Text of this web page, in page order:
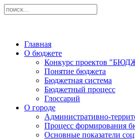
Главная
О бюджете
Конкурс проектов
Понятие бюджета
Бюджетная система
Бюджетный процесс
Глоссарий
О городе
Административно-
Процесс формирования
Основные показатели